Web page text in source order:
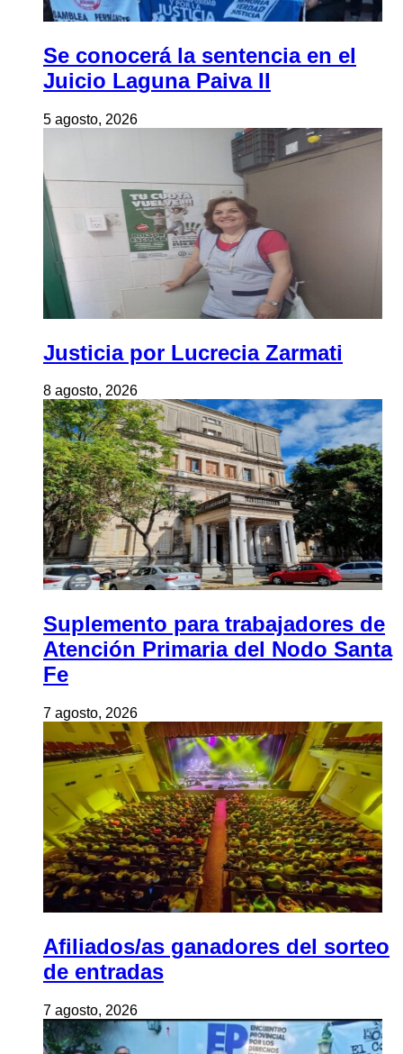
Se conocerá la sentencia en el
Juicio Laguna Paiva II
5 agosto, 2026
Justicia por Lucrecia Zarmati
8 agosto, 2026
Suplemento para trabajadores de
Atención Primaria del Nodo Santa
Fe
7 agosto, 2026
Afiliados/as ganadores del sorteo
de entradas
7 agosto, 2026